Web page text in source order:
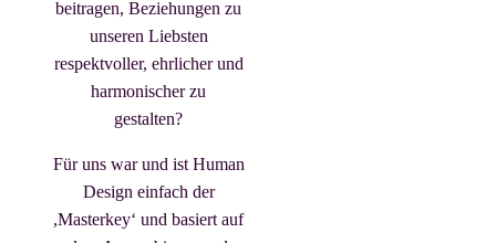
beitragen, Beziehungen zu
unseren Liebsten
respektvoller, ehrlicher und
harmonischer zu
gestalten?
Für uns war und ist Human
Design einfach der
,Masterkey‘ und basiert auf